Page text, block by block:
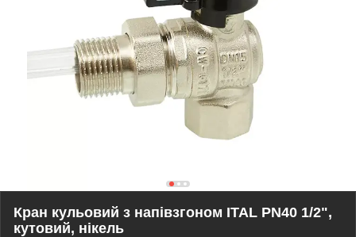
Кран кульовий з напівзгоном ITAL PN40 1/2",
кутовий, нікель